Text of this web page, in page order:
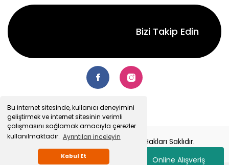
Bu internet sitesinde, kullanıcı deneyimini
geliştirmek ve internet sitesinin verimli
çalışmasını sağlamak amacıyla çerezler
kullanılmaktadır. Ayrıntıları inceleyin
Kabul Et Online Alışveriş
Bizi Takip Edin
© 2022 Senetsepet.com. Tüm Hakları Saklıdır.